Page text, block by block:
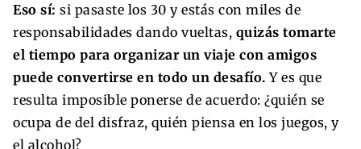
Eso sí: si pasaste los 30 y estás con miles de
responsabilidades dando vueltas, quizás tomarte
el tiempo para organizar un viaje con amigos
puede convertirse en todo un desafío. Y es que
resulta imposible ponerse de acuerdo: ¿quién se
ocupa de del disfraz, quién piensa en los juegos, y
el alcohol?